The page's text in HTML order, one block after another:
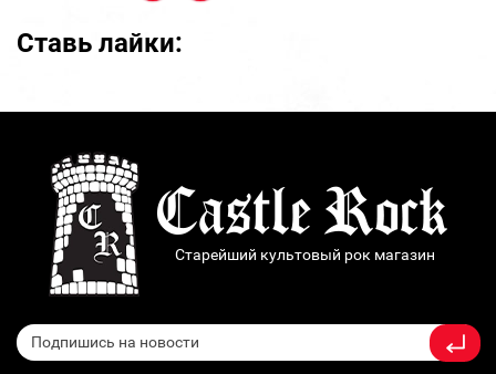
Ставь лайки:
Старейший культовый рок магазин